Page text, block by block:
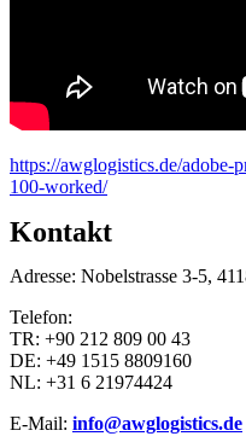
https://awglogistics.de/adobe-
100-worked/
Kontakt
Adresse: Nobelstrasse 3-5,
Telefon:
TR: +90 212 809 00 43
DE: +49 1515 8809160
NL: +31 6 21974424
E-Mail: info@awglogistics.de